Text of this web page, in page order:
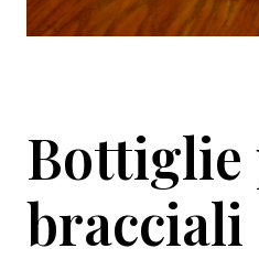
Bottiglie
bracciali